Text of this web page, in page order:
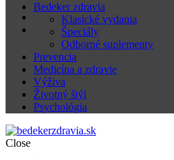
Bedeker zdravia
Klasické vydania
Špeciály
Odborné suplementy
Prevencia
Medicína a zdravie
Výživa
Životný štýl
Psychológia
Close